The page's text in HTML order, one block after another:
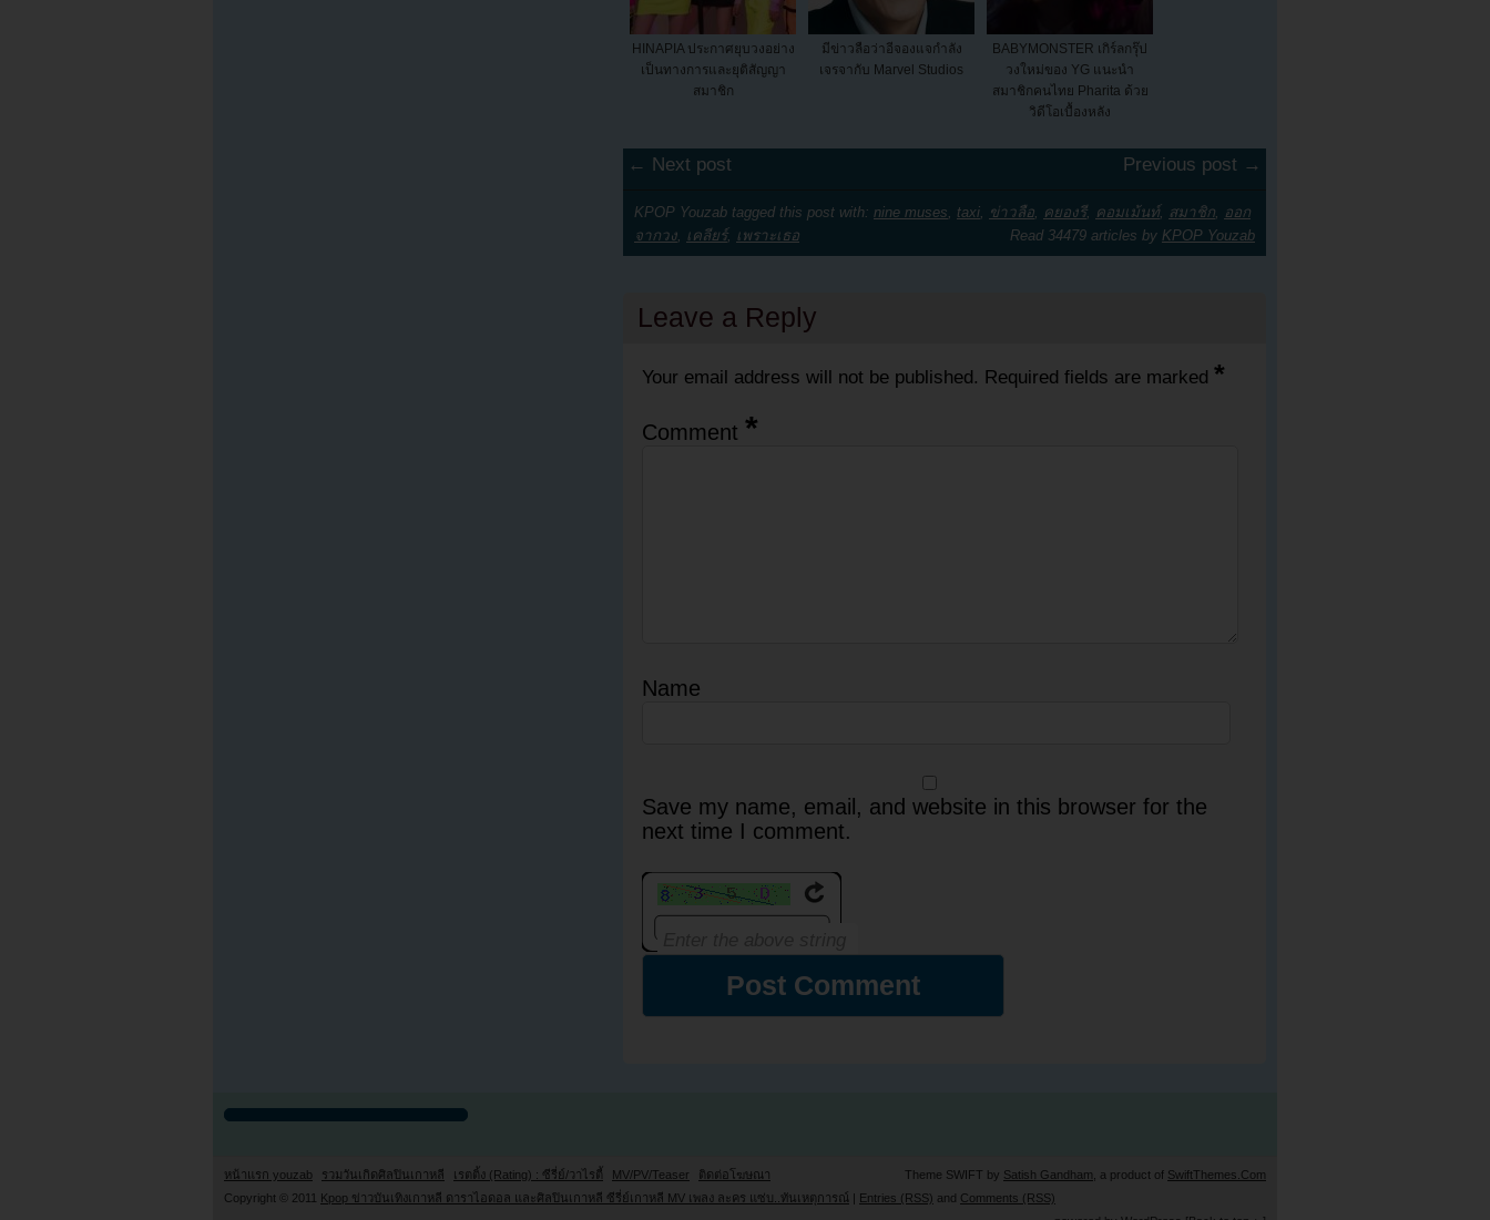
HINAPIA ประกาศยุบวงอย่าง
เป็นทางการและยุติสัญญา
สมาชิก
มีข่าวลือว่าอีจองแจกำลัง
เจรจากับ Marvel Studios
BABYMONSTER เกิร์ลกรุ๊ป
วงใหม่ของ YG แนะนำ
สมาชิกคนไทย Pharita ด้วย
วิดีโอเบื้องหลัง
← Next post Previous post →
KPOP Youzab tagged this post with: nine muses taxi ข่าวลือ คยองรี, คอมเม้นท์ สมาชิก
ออก
จากวง
เคลียร์, เพราะเธอ Read 34479 articles by KPOP Youzab
Leave a Reply
Your email address will not be published. Required fields are marked *
Comment *
Name
Save my name, email, and website in this browser for the
next time I comment.
หน้าแรก youzab รวมวันเกิดศิลปินเกาหลี เรตติ้ง (Rating) : ซีรี่ย์/วาไรตี้ MV/PV/Teaser ติดต่อโฆษณา Theme SWIFT by Satish Gandham , a product of SwiftThemes.Com
Copyright © 2011 Kpop ข่าวบันเทิงเกาหลี ดาราไอดอล และศิลปินเกาหลี ซีรี่ย์เกาหลี MV เพลง ละคร แซ่บ..ทันเหตุการณ์ | Entries (RSS) and Comments (RSS)